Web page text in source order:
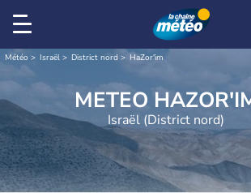
Météo Israël District nord HaZor'im
METEO
Israël (District nord)